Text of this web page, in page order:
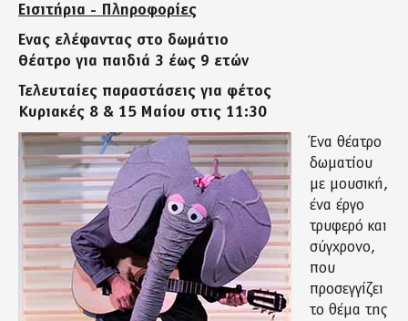
Εισιτήρια - Πληροφορίες
Ένας ελέφαντας στο δωμάτιο
Θέατρο για παιδιά 3 έως 9 ετών
Τελευταίες παραστάσεις για φέτος
Κυριακές 8 & 15 Μαίου στις 11:30
Ένα θέατρο
δωματίου
με μουσική,
ένα έργο
τρυφερό και
σύγχρονο,
που
προσεγγίζει
το θέμα της